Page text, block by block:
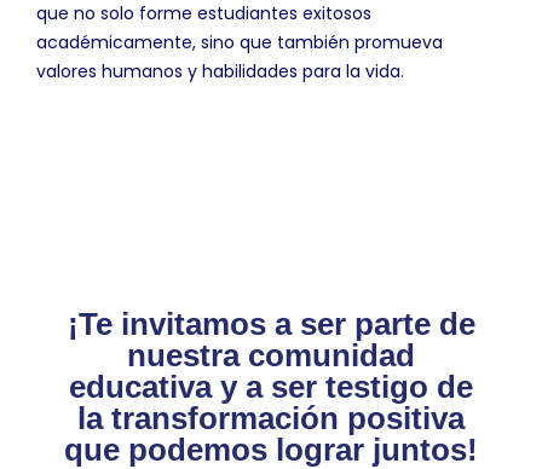
que no solo forme estudiantes exitosos
académicamente, sino que también promueva
valores humanos y habilidades para la vida.
¡Te invitamos a ser parte de
nuestra comunidad
educativa y a ser testigo de
la transformación positiva
que podemos lograr juntos!